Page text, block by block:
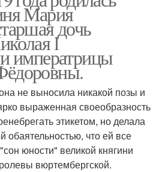
Мария
дочь
l
императрицы
не выносила никакой позы и
выраженная своеобразность
этикетом, но делала
обаятельностью, что ей все
юности" великой княгини
вюртембергской.